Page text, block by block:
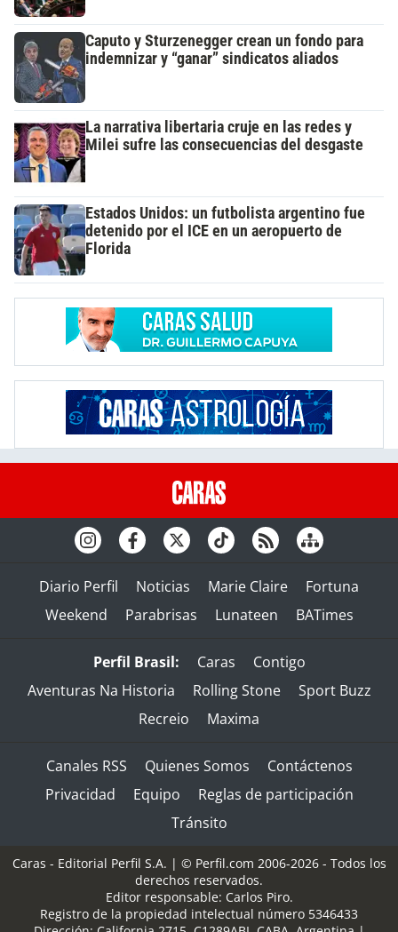
Caputo y Sturzenegger crean un fondo para
indemnizar y “ganar” sindicatos aliados
La narrativa libertaria cruje en las redes y
Milei sufre las consecuencias del desgaste
Estados Unidos: un futbolista argentino fue
detenido por el ICE en un aeropuerto de
Florida
Diario Perfil Noticias Marie Claire
Fortuna
Weekend
Parabrisas Lunateen BATimes
Perfil Brasil: Caras
Contigo
Aventuras Na Historia
Rolling Stone
Sport Buzz
Recreio
Maxima
Canales RSS Quienes Somos
Contáctenos
Privacidad
Equipo
Reglas de participación
Tránsito
Caras - Editorial Perfil S.A. | © Perfil.com 2006-2026 - Todos los
derechos reservados.
Editor responsable: Carlos Piro.
Registro de la propiedad intelectual número 5346433